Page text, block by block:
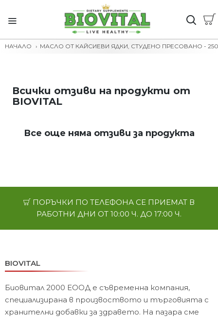
НАЧАЛО МАСЛО ОТ КАЙСИЕВИ ЯДКИ, СТУДЕНО ПРЕСОВАНО -
Всички отзиви на продукти от
BIOVITAL
Все още няма отзиви за продукта
ПОРЪЧКИ ПО ТЕЛЕФОНА СЕ ПРИЕМАТ В
РАБОТНИ ДНИ ОТ 10:00 Ч. ДО 17:00 Ч.
BIOVITAL
Биовитал 2000 ЕООД е съвременна компания,
специализирана в произвоството и търговията с
хранителни добавки за здравето. На пазара сме